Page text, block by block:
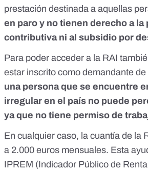
prestación destinada a aquellas
en paro y no tienen derecho a la
contributiva ni al subsidio por
Para poder acceder a la RAI
estar inscrito como demandante
una persona que se encuentre
irregular en el país no puede
ya que no tiene permiso de
En cualquier caso, la cuantía de la
a 2.000 euros mensuales. Esta
IPREM (Indicador Público de